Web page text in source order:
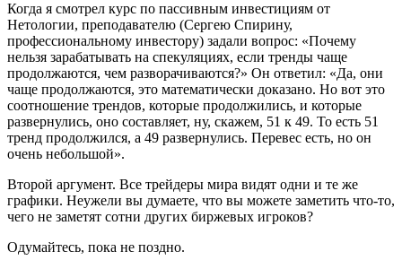
Когда я смотрел курс по пассивным инвестициям от
Нетологии, преподавателю (Сергею Спирину,
профессиональному инвестору) задали вопрос: «Почему
нельзя зарабатывать на спекуляциях, если тренды чаще
продолжаются, чем разворачиваются?» Он ответил: «Да, они
чаще продолжаются, это математически доказано. Но вот это
соотношение трендов, которые продолжились, и которые
развернулись, оно составляет, ну, скажем, 51 к 49. То есть 51
тренд продолжился, а 49 развернулись. Перевес есть, но он
очень небольшой».
Второй аргумент. Все трейдеры мира видят одни и те же
графики. Неужели вы думаете, что вы можете заметить что-то,
чего не заметят сотни других биржевых игроков?
Одумайтесь, пока не поздно.